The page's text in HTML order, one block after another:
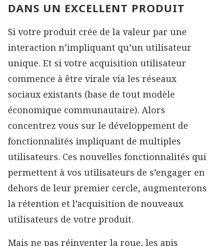
DANS UN EXCELLENT PRODUIT
Si votre produit crée de la valeur par une
interaction n’impliquant qu’un utilisateur
unique. Et si votre acquisition utilisateur
commence à être virale via les réseaux
sociaux existants (base de tout modèle
économique communautaire). Alors
concentrez vous sur le développement de
fonctionnalités impliquant de multiples
utilisateurs. Ces nouvelles fonctionnalités qui
permettent à vos utilisateurs de s’engager en
dehors de leur premier cercle, augmenterons
la rétention et l’acquisition de nouveaux
utilisateurs de votre produit.
Mais ne pas réinventer la roue, les apis